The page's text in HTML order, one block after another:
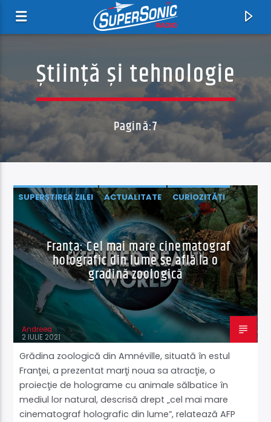
Acum
Consumatori De Vise
Byron
Supersonic Rock
19:00
Supersonic Live
Știință şi tehnologie
Pagină:7
SUPERȘTIREA ZILEI ACTUALITATE
CURIOZITĂȚI
EXTERNE
NATURĂ ȘI MEDIU
ȘTIINȚĂ ŞI TEHNOLOGIE
ȘTIRI Franța: Cel mai mare cinematograf
holografic din lume se află la o
gradină zoologică
Andreea
2 IULIE 2021
Grădina zoologică din Amnéville, situată în estul
Franţei, a prezentat marţi noua sa atracţie, o
proiecţie de holograme cu animale sălbatice în
mediul lor natural, descrisă drept „cel mai mare
cinematograf holografic din lume”, relatează AFP